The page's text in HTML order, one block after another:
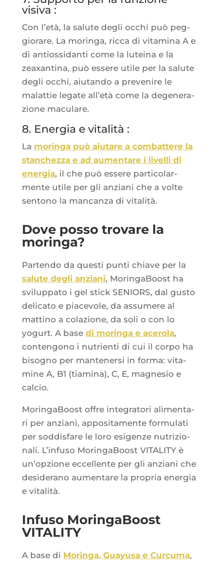
visiva :
Con l’e­tà, la salute degli occhi può peg­
gio­rare. La morin­ga, ric­ca di vita­mi­na A e
di antios­si­dan­ti come la lutei­na e la
zeaxan­ti­na, può essere utile per la salute
degli occhi, aiu­tan­do a pre­ve­nire le
malat­tie legate all’e­tà come la dege­ne­ra­
zione maculare.
8. Energia e vitalità :
La morin­ga può aiu­tare a com­bat­tere la
stan­chez­za e ad aumen­tare i livel­li di
ener­gia, il che può essere par­ti­co­lar­
mente utile per gli anzia­ni che a volte
sen­to­no la man­can­za di vitalità.
Dove posso trovare la
moringa?
Par­ten­do da ques­ti pun­ti chiave per la
salute degli anzia­ni, Morin­ga­Boost ha
svi­lup­pa­to i gel stick SENIORS, dal gus­to
deli­ca­to e pia­ce­vole, da assu­mere al
mat­ti­no a cola­zione, da soli o con lo
yogurt. A base di morin­ga e ace­ro­la,
conten­go­no i nutrien­ti di cui il cor­po ha
biso­gno per man­te­ner­si in for­ma: vita­
mine A, B1 (tia­mi­na), C, E, magne­sio e
calcio.
Morin­ga­Boost offre inte­gra­to­ri ali­men­ta­
ri per anzia­ni, appo­si­ta­mente for­mu­la­ti
per sod­dis­fare le loro esi­genze nutri­zio­
na­li. L’in­fu­so Morin­ga­Boost VITALITY è
un’op­zione eccel­lente per gli anzia­ni che
desi­de­ra­no aumen­tare la pro­pria ener­gia
e vitalità.
Infuso MoringaBoost
VITALITY
A base di Morin­ga, Guayu­sa e Cur­cu­ma,